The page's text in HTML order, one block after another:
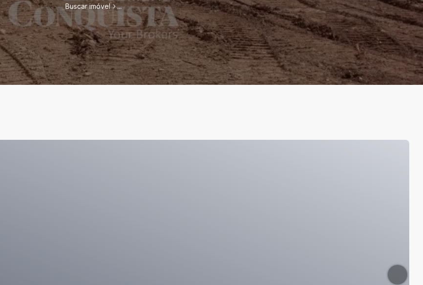
Buscar imóvel ...